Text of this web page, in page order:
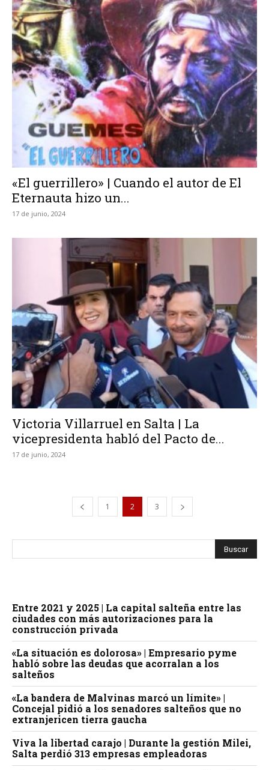
«El guerrillero» | Cuando el autor de El
Eternauta hizo un...
17 de junio, 2024
Victoria Villarruel en Salta | La
vicepresidenta habló del Pacto de...
17 de junio, 2024
1 2 3
Entre 2021 y 2025 | La capital salteña entre las
ciudades con más autorizaciones para la
construcción privada
«La situación es dolorosa» | Empresario pyme
habló sobre las deudas que acorralan a los
salteños
«La bandera de Malvinas marcó un límite» |
Concejal pidió a los senadores salteños que no
extranjericen tierra gaucha
Viva la libertad carajo | Durante la gestión Milei,
Salta perdió 313 empresas empleadoras